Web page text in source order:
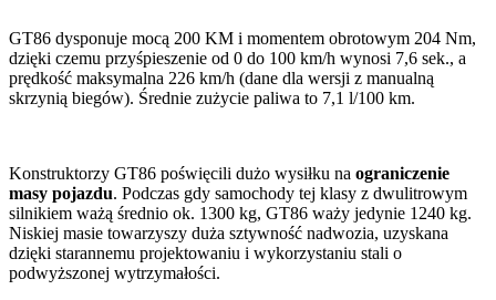
GT86 dysponuje mocą 200 KM i momentem obrotowym 204 Nm,
dzięki czemu przyśpieszenie od 0 do 100 km/h wynosi 7,6 sek., a
prędkość maksymalna 226 km/h (dane dla wersji z manualną
skrzynią biegów). Średnie zużycie paliwa to 7,1 l/100 km.
Konstruktorzy GT86 poświęcili dużo wysiłku na ograniczenie
masy pojazdu. Podczas gdy samochody tej klasy z dwulitrowym
silnikiem ważą średnio ok. 1300 kg, GT86 waży jedynie 1240 kg.
Niskiej masie towarzyszy duża sztywność nadwozia, uzyskana
dzięki starannemu projektowaniu i wykorzystaniu stali o
podwyższonej wytrzymałości.